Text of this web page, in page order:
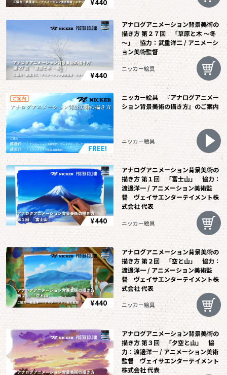
¥440
¥440
アナログアニメーション背景美術の
描き方 第２７回 「草原と木 ～冬
～」 協力：武重洋二 / アニメーシ
ョン美術監督
ニッカー絵具
FREE!
ニッカー絵具 『アナログアニメー
ション背景美術の描き方』のご案内
ニッカー絵具
¥440
アナログアニメーション背景美術の
描き方 第１回 「富士山」 協力：
渡邊洋一 / アニメーション美術監
督 ヴェイサエンターテイメント株
式会社 代表
ニッカー絵具
¥440
アナログアニメーション背景美術の
描き方 第２回 「空と山」 協力：
渡邊洋一 / アニメーション美術監
督 ヴェイサエンターテイメント株
式会社 代表
ニッカー絵具
アナログアニメーション背景美術の
描き方 第３回 「夕空と山」 協
力：渡邊洋一 / アニメーション美術
監督 ヴェイサエンターテイメント
株式会社 代表